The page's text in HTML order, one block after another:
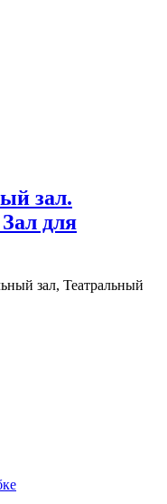
зал.
для
зал, Театральный